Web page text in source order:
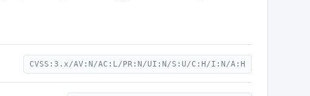
CVSS:3.x/AV:N/AC:L/PR:N/UI:N/S:U/C:H/I:N/A:H